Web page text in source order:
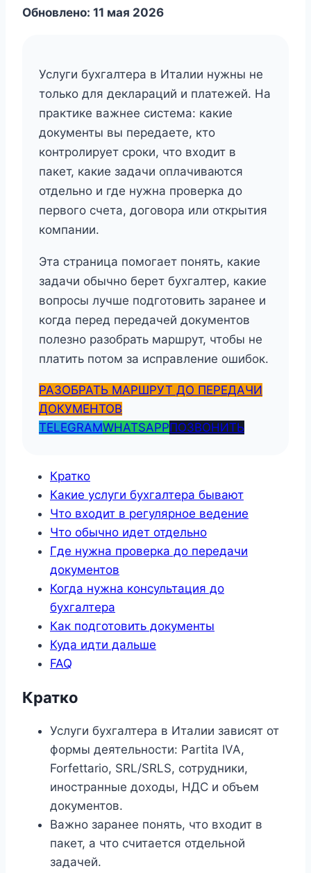
Обновлено: 11 мая 2026
Услуги бухгалтера в Италии нужны не
только для деклараций и платежей. На
практике важнее система: какие
документы вы передаете, кто
контролирует сроки, что входит в
пакет, какие задачи оплачиваются
отдельно и где нужна проверка до
первого счета, договора или открытия
компании.
Эта страница помогает понять, какие
задачи обычно берет бухгалтер, какие
вопросы лучше подготовить заранее и
когда перед передачей документов
полезно разобрать маршрут, чтобы не
платить потом за исправление ошибок.
РАЗОБРАТЬ МАРШРУТ ДО ПЕРЕДАЧИ
ДОКУМЕНТОВ
TELEGRAMWHATSAPPПОЗВОНИТЬ
Кратко
Какие услуги бухгалтера бывают
Что входит в регулярное ведение
Что обычно идет отдельно
Где нужна проверка до передачи
документов
Когда нужна консультация до
бухгалтера
Как подготовить документы
Куда идти дальше
FAQ
Кратко
Услуги бухгалтера в Италии зависят от
формы деятельности: Partita IVA,
Forfettario, SRL/SRLS, сотрудники,
иностранные доходы, НДС и объем
документов.
Важно заранее понять, что входит в
пакет, а что считается отдельной
задачей.